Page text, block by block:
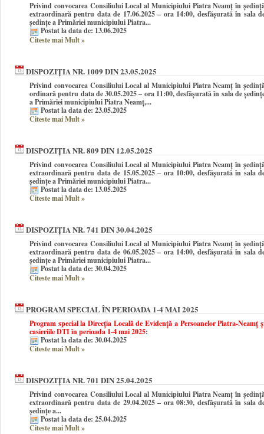
Privind convocarea Consiliului Local al Municipiului Piatra Neamţ în
extraordinară pentru data de 17.06.2025 – ora 14:00, desfășurată în sala
ședințe a Primăriei municipiului Piatra...
Postat la data de: 13.06.2025
Citeste mai Mult»
DISPOZIȚIA NR. 1009 DIN 23.05.2025
Privind convocarea Consiliului Local al Municipiului Piatra Neamţ în
ordinară pentru data de 30.05.2025 – ora 11:00, desfășurată în sala de
a Primăriei municipiului Piatra Neamț,...
Postat la data de: 23.05.2025
Citeste mai Mult»
DISPOZIȚIA NR. 809 DIN 12.05.2025
Privind convocarea Consiliului Local al Municipiului Piatra Neamţ în
extraordinară pentru data de 15.05.2025 – ora 10:00, desfășurată în sala
ședințe a Primăriei municipiului Piatra...
Postat la data de: 13.05.2025
Citeste mai Mult»
DISPOZIȚIA NR. 741 DIN 30.04.2025
Privind convocarea Consiliului Local al Municipiului Piatra Neamţ în
extraordinară pentru data de 06.05.2025 – ora 14:00, desfășurată în sala
ședințe a Primăriei municipiului Piatra...
Postat la data de: 30.04.2025
Citeste mai Mult»
PROGRAM SPECIAL ÎN PERIOADA 1-4 MAI 2025
Program special la Direcția Locală de Evidență a Persoanelor Piatra-Neamț
casieriile DTI în perioada 1-4 mai 2025:
Postat la data de: 30.04.2025
Citeste mai Mult»
DISPOZIȚIA NR. 701 DIN 25.04.2025
Privind convocarea Consiliului Local al Municipiului Piatra Neamţ în
extraordinară pentru data de 29.04.2025 – ora 08:30, desfășurată în sala
ședințe a...
Postat la data de: 25.04.2025
Citeste mai Mult»